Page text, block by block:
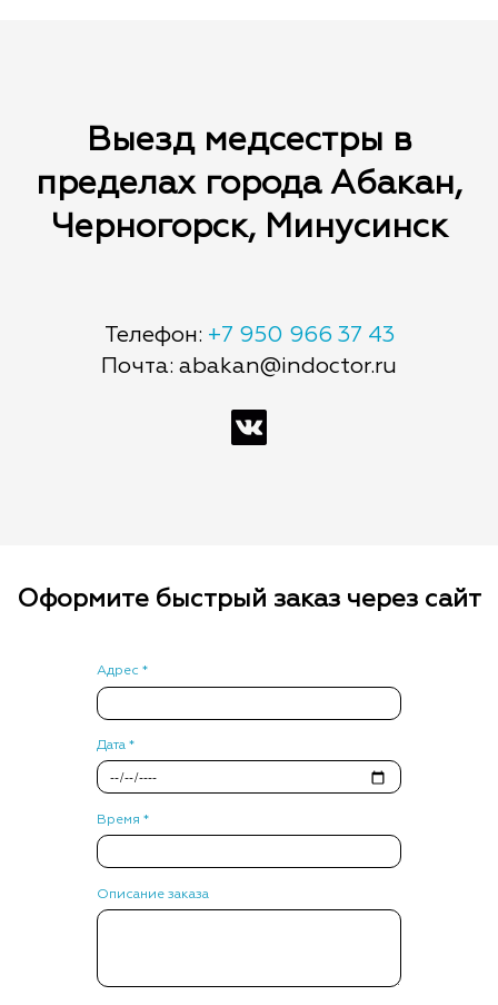
Выезд медсестры в
пределах города Абакан,
Черногорск, Минусинск
Телефон: +7 950 966 37 43
Почта: abakan@indoctor.ru
Оформите быстрый заказ через сайт
Адрес *
Дата *
Время *
Описание заказа